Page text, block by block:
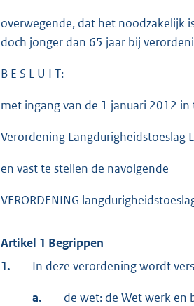
overwegende, dat het noodzakelijk
doch jonger dan 65 jaar bij
B E S L U I T:
met ingang van de 1 januari 2012
Verordening Langdurigheidstoeslag
en vast te stellen de navolgende
VERORDENING
Artikel 1 Begrippen
1.
In deze verordening wordt
a. de wet: de Wet werk en